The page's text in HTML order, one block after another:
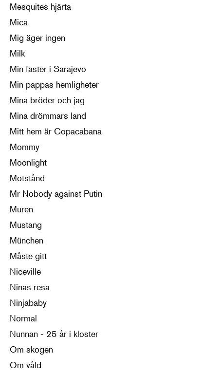
Mesquites hjärta
Mica
Mig äger ingen
Milk
Min faster i Sarajevo
Min pappas hemligheter
Mina bröder och jag
Mina drömmars land
Mitt hem är Copacabana
Mommy
Moonlight
Motstånd
Mr Nobody against Putin
Muren
Mustang
München
Måste gitt
Niceville
Ninas resa
Ninjababy
Normal
Nunnan - 25 år i kloster
Om skogen
Om våld